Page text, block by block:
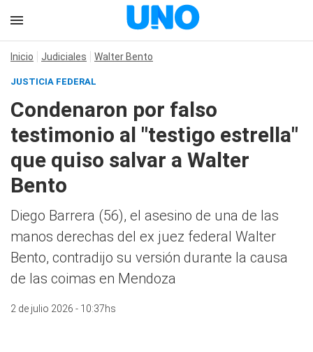
Inicio Judiciales Walter Bento
JUSTICIA FEDERAL
Condenaron por falso
testimonio al "testigo estrella"
que quiso salvar a Walter
Bento
Diego Barrera (56), el asesino de una de las
manos derechas del ex juez federal Walter
Bento, contradijo su versión durante la causa
de las coimas en Mendoza
2 de julio 2026 - 10:37hs